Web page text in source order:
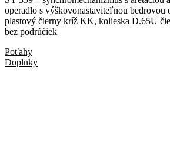
operadlo s výškovonastaviteľnou bedrovou
plastový čierny kríž KK, kolieska D.65U
bez podrúčiek
Poťahy
Doplnky